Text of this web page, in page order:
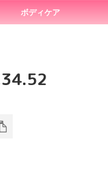
ボディケア